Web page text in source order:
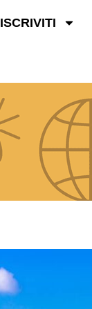
ISCRIVITI